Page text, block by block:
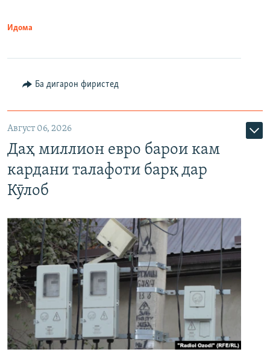
Идома
Ба дигарон фиристед
Август 06, 2026
Даҳ миллион евро барои кам
кардани талафоти барқ дар
Кӯлоб